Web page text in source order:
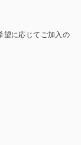
望に応じてご加入の